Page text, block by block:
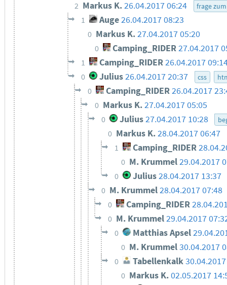
2 Markus K.26.04.2017 06:24 frage
1 Auge26.04.2017 08:23
0 Markus K.27.04.2017 05:20
0 Camping_RIDER27.04.2017
1 Camping_RIDER26.04.2017
0 Julius26.04.2017 20:37 css
0 Camping_RIDER26.04.2017
0 Markus K.27.04.2017 05:05
0 Julius 27.04.2017 10:28
0 Markus K.28.04.2017 06:47
1 Camping_RIDER
0 M. Krummel29.04.2017
0 Julius28.04.2017 13:37
0 M. Krummel28.04.2017 07:48
0 Camping_RIDER
0 M. Krummel29.04.2017
0 Matthias Apsel
0 M. Krummel30.04.2017
0 Tabellenkalk
0 Markus K.02.05.2017